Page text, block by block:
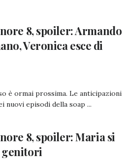
8, spoiler: Armando
Veronica esce di
è ormai prossima. Le anticipazioni
nuovi episodi della soap ...
8, spoiler: Maria si
genitori